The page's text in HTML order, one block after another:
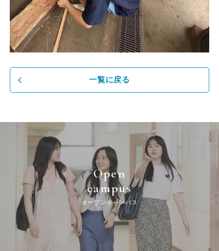
一覧に戻る
Open
campus
オープンキャンパス